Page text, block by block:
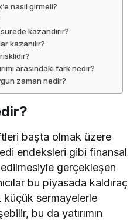
nasıl girmeli?
kazandırır?
kazanılır?
arasındaki fark nedir?
zaman nedir?
başta olmak üzere
endeksleri gibi finansal
gerçekleşen
bu piyasada kaldıraç
sermayelerle
bu da yatırımın